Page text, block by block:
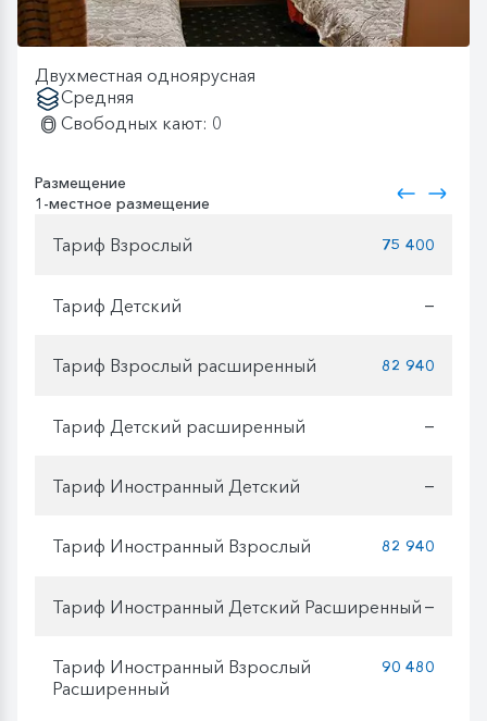
Двухместная одноярусная
Средняя
Свободных кают: 0
Размещение
1-местное размещение
Тариф Взрослый 75 400
Тариф Детский —
Тариф Взрослый расширенный 82 940
Тариф Детский расширенный —
Тариф Иностранный Детский —
Тариф Иностранный Взрослый 82 940
Тариф Иностранный Детский Расширенный —
Тариф Иностранный Взрослый
Расширенный
90 480